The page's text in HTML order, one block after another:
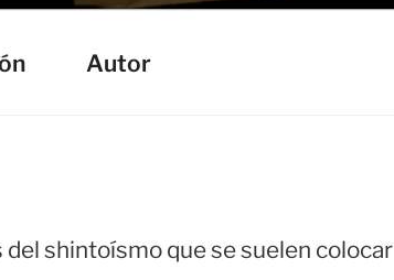
Autor
shintoísmo que se suelen colocar